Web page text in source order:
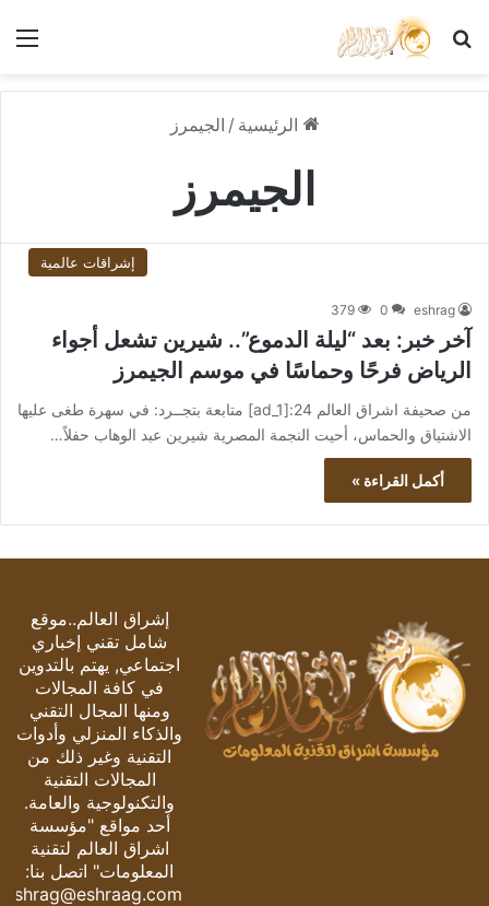
بحث عن
الرئيسية / الجيمرز
الجيمرز
إشراقات عالمية
eshrag
0
379
آخر خبر: بعد “ليلة الدموع”.. شيرين تشعل أجواء
الرياض فرحًا وحماسًا في موسم الجيمرز
من صحيفة اشراق العالم 24:[ad_1] متابعة بتجــرد: في سهرة طغى عليها
الاشتياق والحماس، أحيت النجمة المصرية شيرين عبد الوهاب حفلاً…
أكمل القراءة »
إشراق العالم..موقع
شامل تقني إخباري
اجتماعي, يهتم بالتدوين
في كافة المجالات
ومنها المجال التقني
والذكاء المنزلي وأدوات
التقنية وغير ذلك من
المجالات التقنية
والتكنولوجية والعامة.
أحد مواقع "مؤسسة
اشراق العالم لتقنية
المعلومات" اتصل بنا:
eshrag@eshraag.com